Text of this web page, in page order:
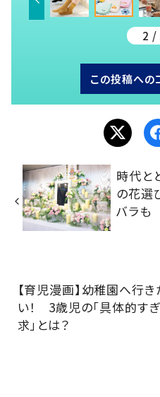
2 /
この投稿への
時代と
の花選
バラも
【育児漫画】幼稚園へ行き
い！ 3歳児の「具体的す
求」とは？